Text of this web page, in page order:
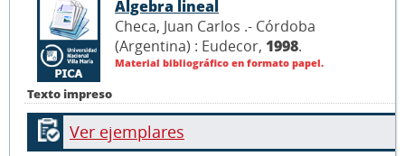
Texto impreso
Álgebra lineal
Checa, Juan Carlos .- Córdoba
(Argentina) : Eudecor, 1998.
Material bibliográfico en formato papel.
Ver ejemplares